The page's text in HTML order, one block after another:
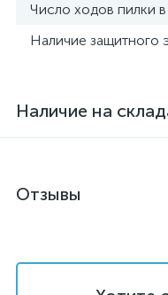
Число ходов пилки
Наличие защитного
Наличие на
Отзывы